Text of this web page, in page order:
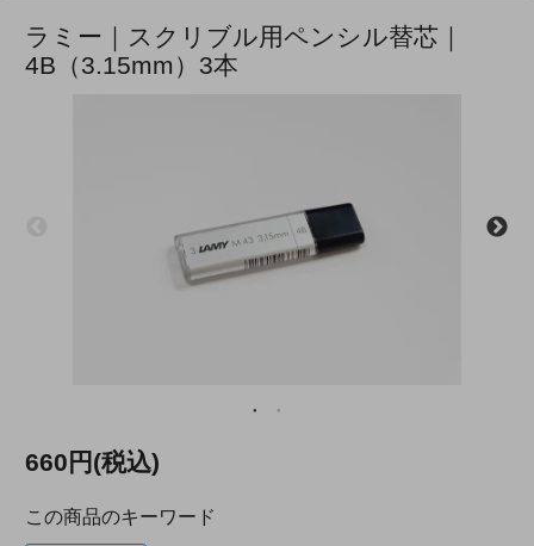
ラミー｜スクリブル用ペンシル替芯｜
4B（3.15mm）3本
660円(税込)
この商品のキーワード